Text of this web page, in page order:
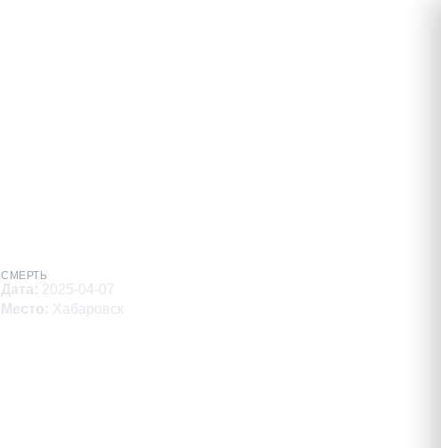
СМЕРТЬ
Дата: 2025-04-07
Место: Хабаровск